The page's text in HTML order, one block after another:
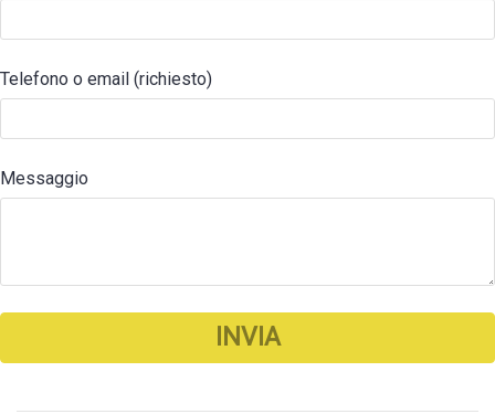
Telefono o email (richiesto)
Messaggio